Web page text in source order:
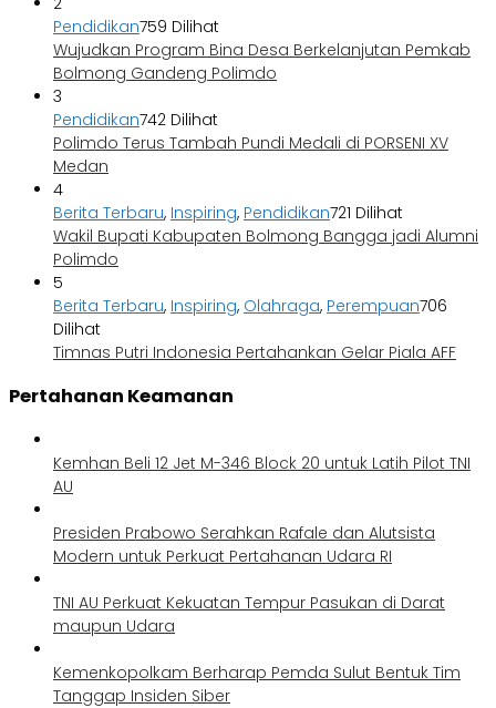
Pendidikan759 Dilihat
Wujudkan Program Bina Desa Berkelanjutan Pemkab
Bolmong Gandeng Polimdo
3
Pendidikan742 Dilihat
Polimdo Terus Tambah Pundi Medali di PORSENI XV
Medan
4
Berita Terbaru, Inspiring, Pendidikan721 Dilihat
Wakil Bupati Kabupaten Bolmong Bangga jadi Alumni
Polimdo
5
Berita Terbaru, Inspiring, Olahraga, Perempuan706
Dilihat
Timnas Putri Indonesia Pertahankan Gelar Piala AFF
Pertahanan Keamanan
Kemhan Beli 12 Jet M-346 Block 20 untuk Latih Pilot TNI
AU
Presiden Prabowo Serahkan Rafale dan Alutsista
Modern untuk Perkuat Pertahanan Udara RI
TNI AU Perkuat Kekuatan Tempur Pasukan di Darat
maupun Udara
Kemenkopolkam Berharap Pemda Sulut Bentuk Tim
Tanggap Insiden Siber